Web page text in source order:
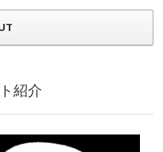
紹介